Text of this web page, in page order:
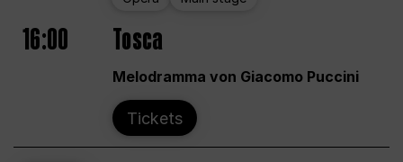
16:00 Tosca
Melodramma von Giacomo Puccini
Tickets